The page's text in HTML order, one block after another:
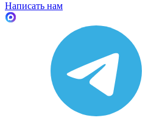
Написать нам